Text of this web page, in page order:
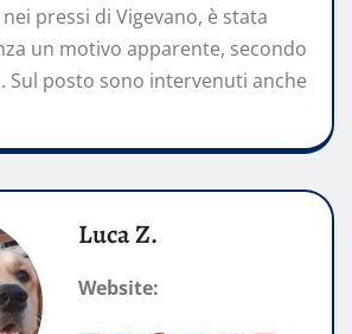
pressi di Vigevano, è stata
un motivo apparente, secondo
Sul posto sono intervenuti anche
Luca Z.
Website: